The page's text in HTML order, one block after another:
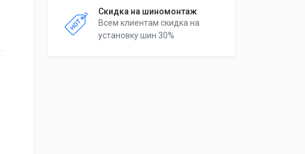
Скидка на шиномонтаж
Всем клиентам скидка на
установку шин 30%